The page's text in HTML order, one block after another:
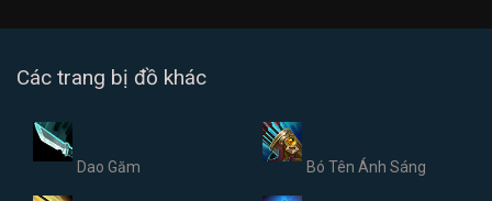
Các trang bị đồ khác
Dao Găm Bó Tên Ánh Sáng